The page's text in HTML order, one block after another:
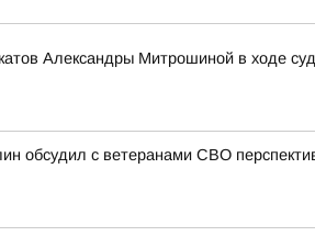
Александры Митрошиной в ходе
обсудил с ветеранами СВО